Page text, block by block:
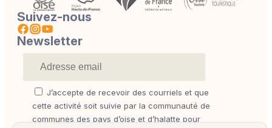
Suivez-nous
Newsletter
J’accepte de recevoir des courriels et que
cette activité soit suivie par la communauté de
communes des pays d’oise et d’halatte pour